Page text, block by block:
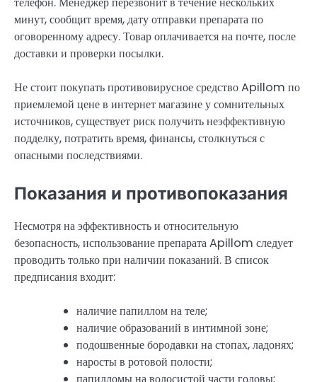
минут, сообщит время, дату отправки препарата по
оговоренному адресу. Товар оплачивается на почте, после
доставки и проверки посылки.
Не стоит покупать противовирусное средство Apillom по
приемлемой цене в интернет магазине у сомнительных
источников, существует риск получить неэффективную
подделку, потратить время, финансы, столкнуться с
опасными последствиями.
Показания и противопоказания
Несмотря на эффективность и относительную
безопасность, использование препарата Apillom следует
проводить только при наличии показаний. В список
предписания входит:
наличие папиллом на теле;
наличие образований в интимной зоне;
подошвенные бородавки на стопах, ладонях;
наросты в ротовой полости;